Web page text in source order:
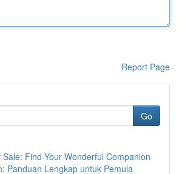
Report Page
Go
Sale: Find Your Wonderful Companion
Panduan Lengkap untuk Pemula